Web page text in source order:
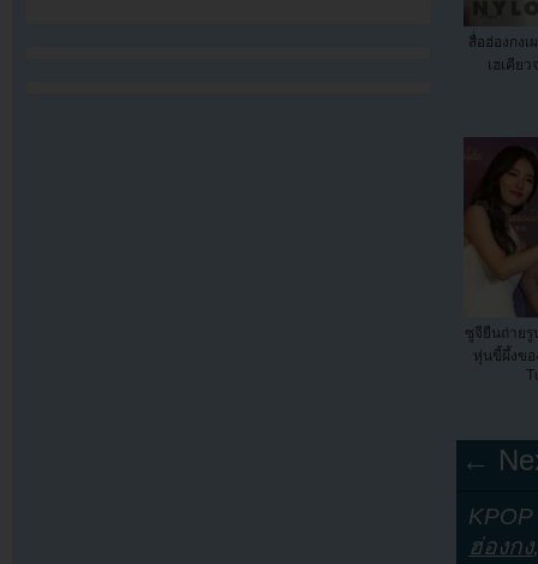
สื่อฮ่องกง
เฮเคีย
ซูจียืนถ่ายรู
หุ่นขี้ผึ้งขอ
←
ฮ่องกง